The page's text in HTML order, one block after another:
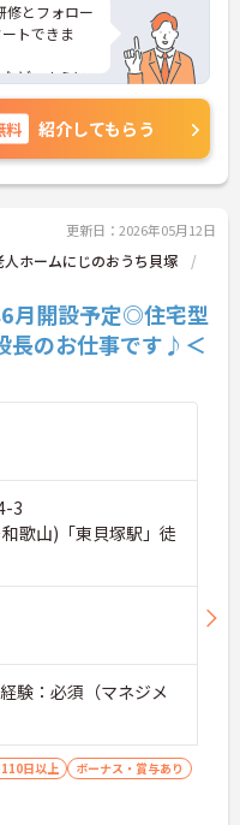
修とフォロー
トできま
ど、さらに
相談くださ
料 紹介してもらう
更新日：2026年05月12日
ホームにじのおうち貝塚
6月開設予定◎住宅型
長のお仕事です♪＜
3
歌山)「東貝塚駅」徒
験：必須（マネジメ
日以上
ボーナス・賞与あり